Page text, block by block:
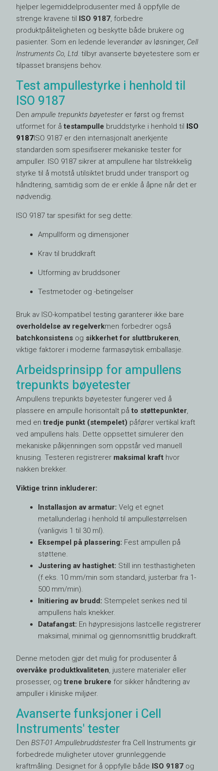
hjelper legemiddelprodusenter med å oppfylle de
strenge kravene til ISO 9187, forbedre
produktpåliteligheten og beskytte både brukere og
pasienter. Som en ledende leverandør av løsninger, Cell
Instruments Co, Ltd. tilbyr avanserte bøyetestere som er
tilpasset bransjens behov.
Test ampullestyrke i henhold til
ISO 9187
Denampulle trepunkts bøyetesterer først og fremst
utformet for åtestampulle bruddstyrke i henhold til ISO
9187ISO 9187 er den internasjonalt anerkjente
standarden som spesifiserer mekaniske tester for
ampuller. ISO 9187 sikrer at ampullene har tilstrekkelig
styrke til å motstå utilsiktet brudd under transport og
håndtering, samtidig som de er enkle å åpne når det er
nødvendig.
ISO 9187 tar spesifikt for seg dette:
Ampullform og dimensjoner
Krav til bruddkraft
Utforming av bruddsoner
Testmetoder og -betingelser
Bruk av ISO-kompatibel testing garanterer ikke bare
overholdelse av regelverkmen forbedrer også
batchkonsistens og sikkerhet for sluttbrukeren
viktige faktorer i moderne farmasøytisk emballasje.
Arbeidsprinsipp for ampullens
trepunkts bøyetester
Ampullens trepunkts bøyetester fungerer ved å
plassere en ampulle horisontalt påto støttepunkter
med entredje punkt (stempelet) påfører vertikal kraft
ved ampullens hals. Dette oppsettet simulerer den
mekaniske påkjenningen som oppstår ved manuell
knusing. Testeren registrerer maksimal kraft hvor
nakken brekker.
Viktige trinn inkluderer:
Installasjon av armatur: Velg et egnet
metallunderlag i henhold til ampullestørrelsen
(vanligvis 1 til 30 ml).
Eksempel på plassering: Fest ampullen på
støttene.
Justering av hastighet: Still inn testhastigheten
(f.eks. 10 mm/min som standard, justerbar fra 1-
500 mm/min).
Initiering av brudd: Stempelet senkes ned til
ampullens hals knekker.
Datafangst: En høypresisjons lastcelle registrerer
maksimal, minimal og gjennomsnittlig bruddkraft.
Denne metoden gjør det mulig for produsenter å
overvåke produktkvaliteten, justere materialer eller
prosesser, ogtrene brukere for sikker håndtering av
ampuller i kliniske miljøer.
Avanserte funksjoner i Cell
Instruments' tester
DenBST-01 Ampullebruddstesterfra Cell Instruments gir
forbedrede muligheter utover grunnleggende
kraftmåling. Designet for å oppfylle både ISO 9187 og